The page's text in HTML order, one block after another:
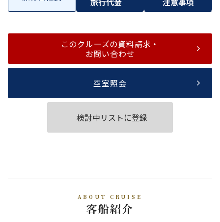
このクルーズの資料請求・
お問い合わせ
空室照会
検討中リストに登録
ABOUT CRUISE
客船紹介